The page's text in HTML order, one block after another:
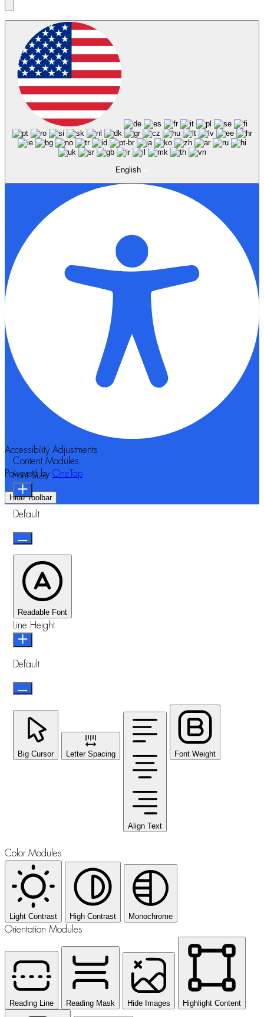
English
Accessibility Adjustments
Powered by OneTap
Hide Toolbar
Content Modules
Font Size
Default
Readable Font
Line Height
Default
Big Cursor Letter Spacing
Align Text
Font Weight
Color Modules
Light Contrast High Contrast Monochrome
Orientation Modules
Reading Line Reading Mask Hide Images Highlight Content